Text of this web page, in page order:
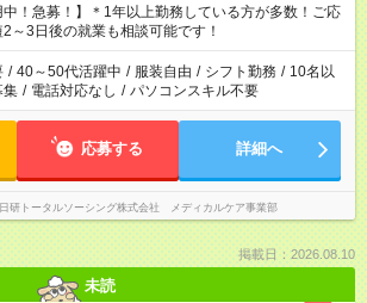
ートの時間にしたい」 など、ご希望を教えてくださ
つのお仕事の勤務時間。 合計で週40時間を超える
できません。
中！急募！】＊1年以上勤務している方が多数！ご応
～3日後の就業も相談可能です！
/ 40～50代活躍中 / 服装自由 / シフト勤務 / 10名以
集 / 電話対応なし / パソコンスキル不要
応募する 詳細へ
日研トータルソーシング株式会社 メディカルケア事業部
掲載日：2026.08.10
未読